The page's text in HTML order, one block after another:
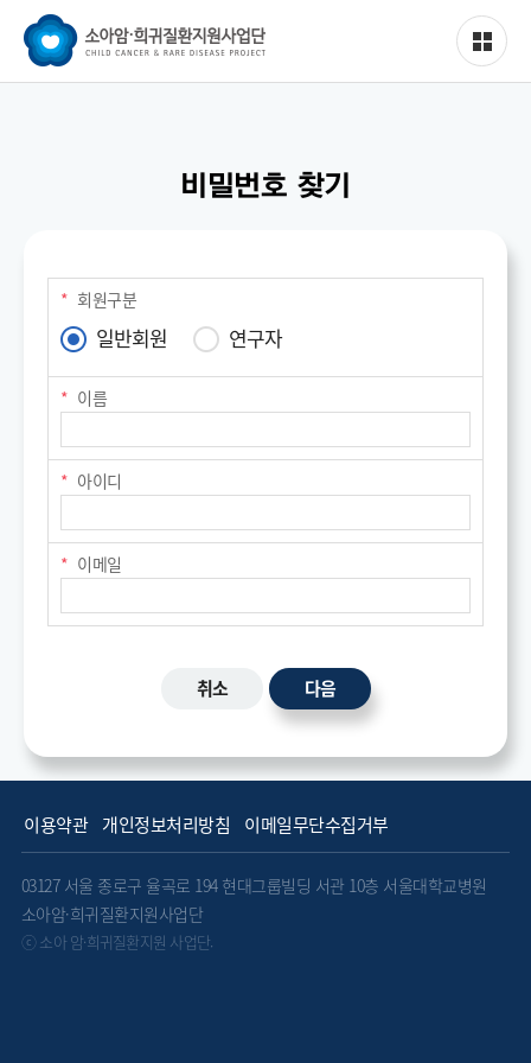
이용약관 개인정보처리방침 이메일무단수집거부
03127 서울 종로구 율곡로 194 현대그룹빌딩 서관 10층 서울대학교병원
소아암·희귀질환지원사업단
ⓒ 소아 암·희귀질환지원 사업단.
비밀번호 찾기
회원구분
일반회원 연구자
이름
아이디
이메일
취소 다음